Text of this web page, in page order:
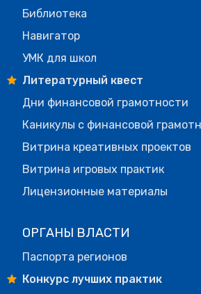
Библиотека
Навигатор
УМК для школ
Литературный квест
Дни финансовой грамотности
Каникулы с финансовой
Витрина креативных проектов
Витрина игровых практик
Лицензионные материалы
ОРГАНЫ ВЛАСТИ
Паспорта регионов
Конкурс лучших практик